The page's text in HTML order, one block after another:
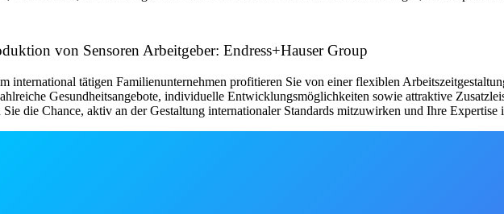
von Sensoren Arbeitgeber: Endress+Hauser Group
international tätigen Familienunternehmen profitieren Sie von einer flexiblen
Gesundheitsangebote, individuelle Entwicklungsmöglichkeiten sowie attraktive
die Chance, aktiv an der Gestaltung internationaler Standards mitzuwirken und Ihre